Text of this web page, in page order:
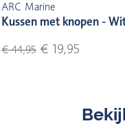
ARC Marine
Kussen met knopen -
€ 44,95€ 19,95